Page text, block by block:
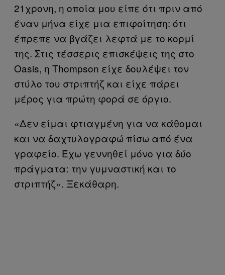
21χρονη, η οποία μου είπε ότι πριν από
έναν μήνα είχε μια επιφοίτηση: ότι
έπρεπε να βγάζει λεφτά με το κορμί
της. Στις τέσσερις επισκέψεις της στο
Oasis, η Thompson είχε δουλέψει τον
στύλο του στριπτήζ και είχε πάρει
μέρος για πρώτη φορά σε όργιο.
«Δεν είμαι φτιαγμένη για να κάθομαι
και να δαχτυλογραφώ πίσω από ένα
γραφείο. Έχω γεννηθεί μόνο για δύο
πράγματα: την γυμναστική και το
στριπτήζ». Ξεκάθαρη.